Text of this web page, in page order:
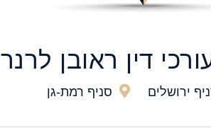
דין ראובן לרנר
ירושלים סניף רמת-גן